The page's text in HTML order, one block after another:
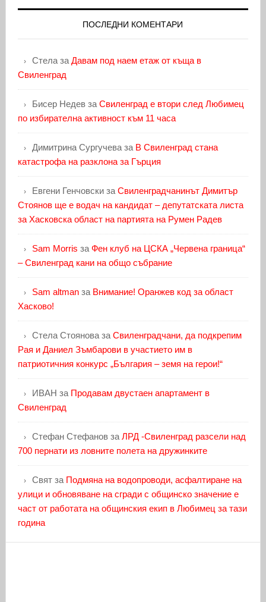
ПОСЛЕДНИ КОМЕНТАРИ
Стелаза Давам под наем етаж от къща в
Свиленград
Бисер Недевза Свиленград е втори след Любимец
по избирателна активност към 11 часа
Димитрина Сургучеваза В Свиленград стана
катастрофа на разклона за Гърция
Евгени Генчовскиза Свиленградчанинът Димитър
Стоянов ще е водач на кандидат – депутатската листа
за Хасковска област на партията на Румен Радев
Sam Morris за Фен клуб на ЦСКА „Червена граница“
– Свиленград кани на общо събрание
Sam altmanза Внимание! Оранжев код за област
Хасково!
Стела Стояноваза Свиленградчани, да подкрепим
Рая и Даниел Зъмбарови в участието им в
патриотичния конкурс „България – земя на герои!“
ИВАН за Продавам двустаен апартамент в
Свиленград
Стефан Стефановза ЛРД -Свиленград разсели над
700 пернати из ловните полета на дружинките
Святза Подмяна на водопроводи, асфалтиране на
улици и обновяване на сгради с общинско значение е
част от работата на общинския екип в Любимец за тази
година